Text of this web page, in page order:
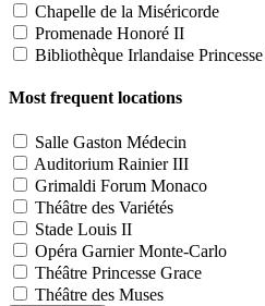
Chapelle de la Miséricorde
Promenade Honoré II
Bibliothèque Irlandaise
Most frequent locations
Salle Gaston Médecin
Auditorium Rainier III
Grimaldi Forum Monaco
Théâtre des Variétés
Stade Louis II
Opéra Garnier Monte-Carlo
Théâtre Princesse Grace
Théâtre des Muses